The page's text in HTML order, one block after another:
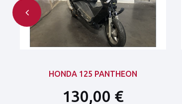
HONDA 125 PANTHEON
130,00 €